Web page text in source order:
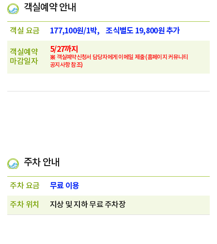
객실예약 안내
객실 요금 177,100원/1박, 조식별도 19,800원 추가
객실예약
마감일자
5/27까지
※ 객실예약신청서 담당자에게 이메일 제출 (홈페이지 커뮤니티
공지사항 참조)
주차 안내
주차 요금 무료 이용
주차 위치 지상 및 지하 무료 주차장